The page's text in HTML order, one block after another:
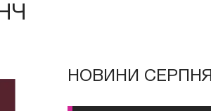
НОВИНИ СЕРПНЯ